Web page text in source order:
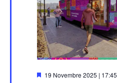
S19 Novembre 2025 | 17:45